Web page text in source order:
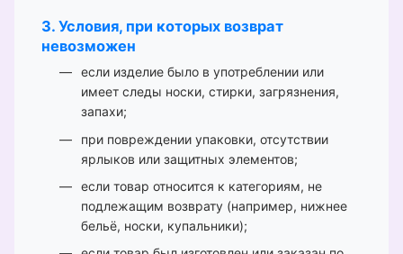
3. Условия, при которых возврат
невозможен
если изделие было в употреблении или
имеет следы носки, стирки, загрязнения,
запахи;
при повреждении упаковки, отсутствии
ярлыков или защитных элементов;
если товар относится к категориям, не
подлежащим возврату (например, нижнее
бельё, носки, купальники);